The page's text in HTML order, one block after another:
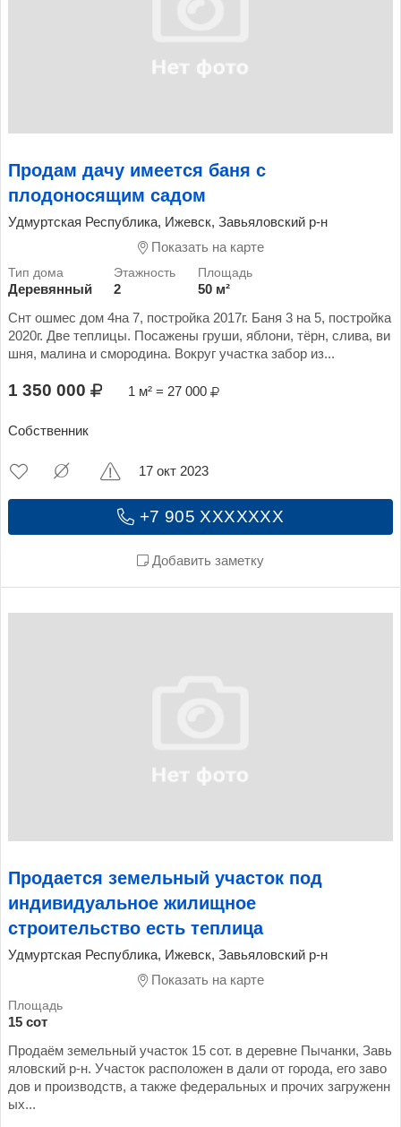
Продам дачу имеется баня с
плодоносящим садом
Удмуртская Республика, Ижевск, Завьяловский р-н
Показать на карте
Деревянный 2
50 м²
Снт ошмес дом 4на 7, постройка 2017г. Баня 3 на 5, постройка
2020г. Две теплицы. Посажены груши, яблони, тёрн, слива, ви
шня, малина и смородина. Вокруг участка забор из...
1 350 000 1 м² = 27 000
Собственник
+7 905 XXXXXXX
Добавить заметку
17 окт 2023
Продается земельный участок под
индивидуальное жилищное
строительство есть теплица
Удмуртская Республика, Ижевск, Завьяловский р-н
Показать на карте
15 сот
Продаём земельный участок 15 сот. в деревне Пычанки, Завь
яловский р-н. Участок расположен в дали от города, его заво
дов и производств, а также федеральных и прочих загруженн
ых...